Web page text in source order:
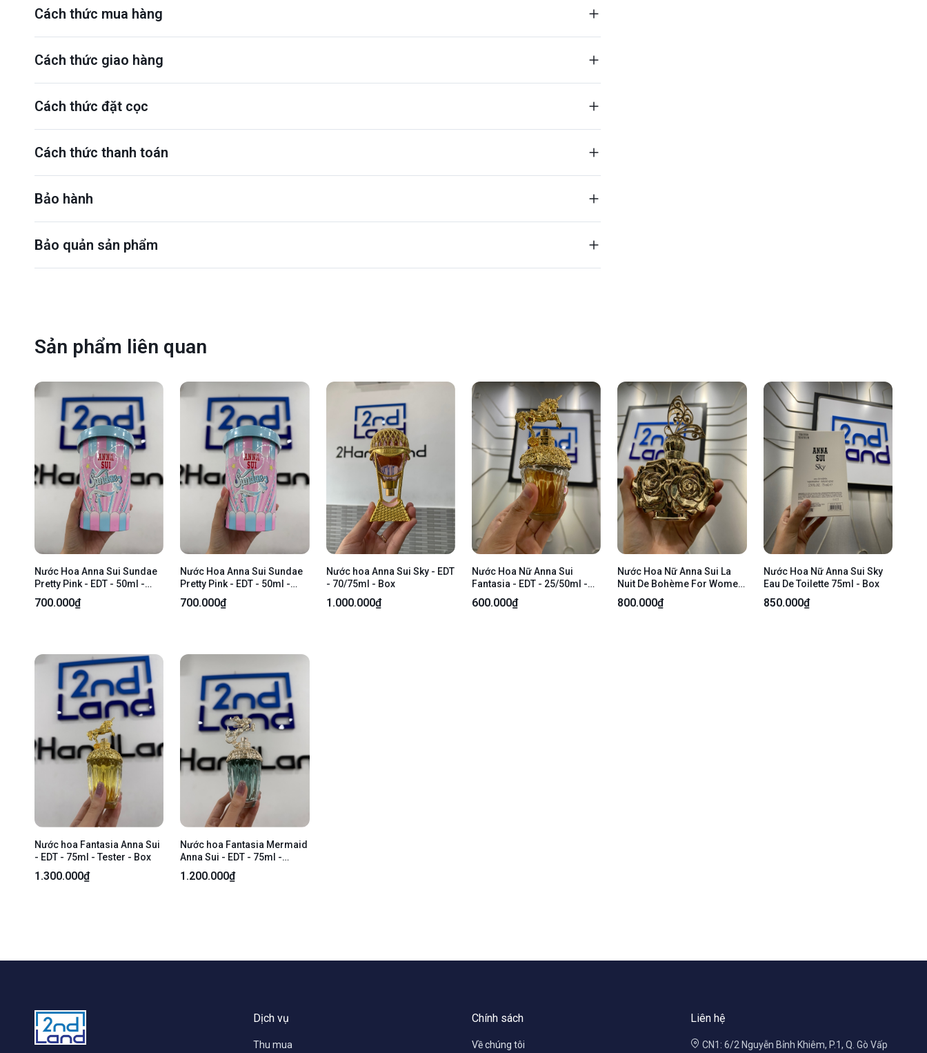
Cách thức mua hàng
Cách thức giao hàng
Cách thức đặt cọc
Cách thức thanh toán
Bảo hành
Bảo quản sản phẩm
Sản phẩm liên quan
Nước Hoa Anna Sui Sundae
Pretty Pink - EDT - 50ml -
Newseal
700.000₫
Nước Hoa Anna Sui Sundae
Pretty Pink - EDT - 50ml -
Newseal
700.000₫
Nước hoa Anna Sui Sky - EDT
- 70/75ml - Box
1.000.000₫
Nước Hoa Nữ Anna Sui
Fantasia - EDT - 25/50ml -
Body
600.000₫
Nước Hoa Nữ Anna Sui La
Nuit De Bohème For Women
75ml
800.000₫
Nước Hoa Nữ Anna Sui Sky
Eau De Toilette 75ml - Box
850.000₫
Nước hoa Fantasia Anna Sui
- EDT - 75ml - Tester - Box
1.300.000₫
Nước hoa Fantasia Mermaid
Anna Sui - EDT - 75ml -
Tester - Box
1.200.000₫
Dịch vụ
Thu mua
Chính sách
Về chúng tôi
Liên hệ
CN1: 6/2 Nguyễn Bỉnh Khiêm, P.1, Q. Gò Vấp